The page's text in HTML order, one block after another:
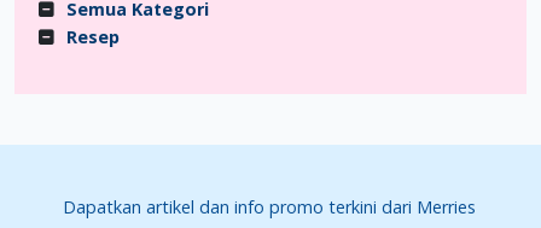
Semua Kategori
Resep
Dapatkan artikel dan info promo terkini dari Merries